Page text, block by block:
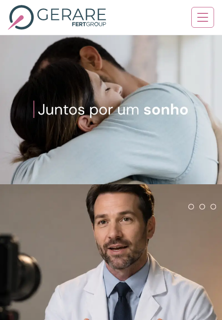
Quem Somos
Tratamentos
Serviços
Contato
Blog
Agende sua consulta